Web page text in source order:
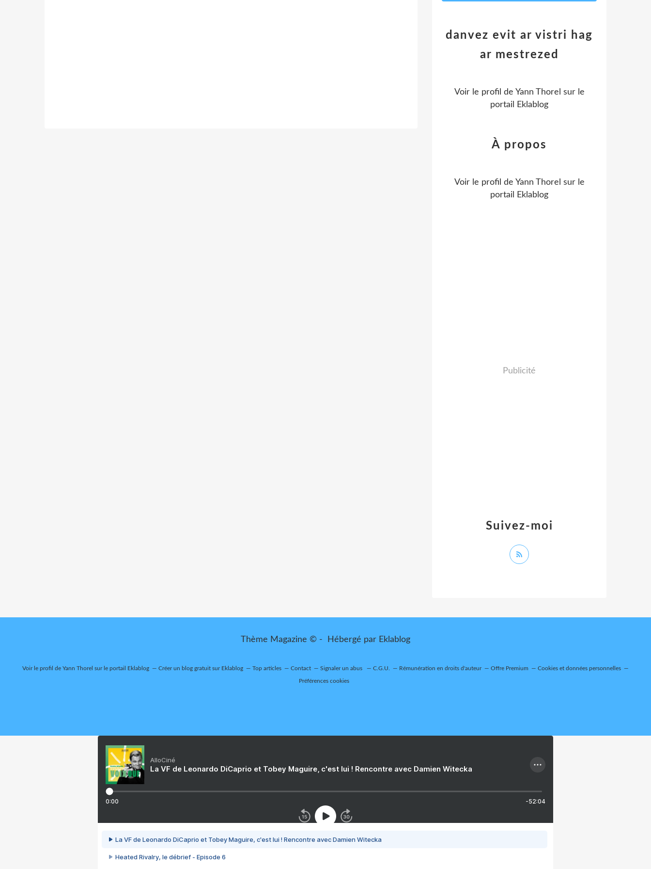
danvez evit ar vistri hag
ar mestrezed
Voir le profil de Yann Thorel sur le
portail Eklablog
Suivez-moi
À propos
Voir le profil de Yann Thorel sur le
portail Eklablog
Publicité
Thème Magazine © - Hébergé par Eklablog
Voir le profil de Yann Thorel sur le portail Eklablog Créer un blog gratuit sur Eklablog Top articles Contact Signaler un abus C.G.U. Rémunération en droits d'auteur Offre Premium Cookies et données personnelles
Préférences cookies
AlloCiné
La VF de Leonardo DiCaprio et Tobey Maguire, c'est lui ! Rencontre avec Damien Witecka
0:00 -52:04
La VF de Leonardo DiCaprio et Tobey Maguire, c'est lui ! Rencontre avec Damien Witecka
Heated Rivalry, le débrief - Episode 6